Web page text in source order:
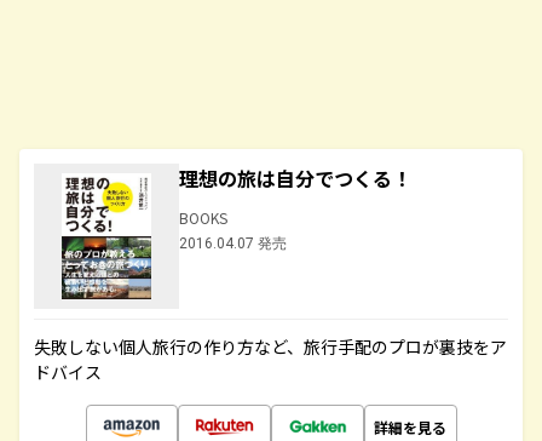
理想の旅は自分でつくる！
BOOKS
2016.04.07 発売
失敗しない個人旅行の作り方など、旅行手配のプロが裏技をア
ドバイス
詳細を見る